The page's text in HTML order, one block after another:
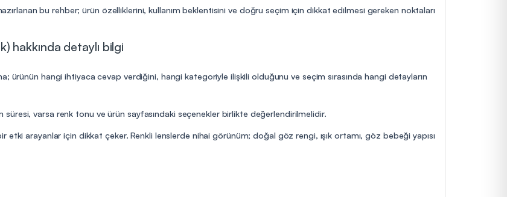
bu rehber; ürün özelliklerini, kullanım beklentisini ve doğru seçim için dikkat edilmesi gereken noktaları
hakkında detaylı bilgi
ürünün hangi ihtiyaca cevap verdiğini, hangi kategoriyle ilişkili olduğunu ve seçim sırasında hangi detayların
varsa renk tonu ve ürün sayfasındaki seçenekler birlikte değerlendirilmelidir.
arayanlar için dikkat çeker. Renkli lenslerde nihai görünüm; doğal göz rengi, ışık ortamı, göz bebeği yapısı